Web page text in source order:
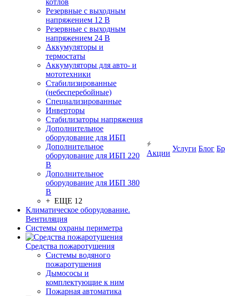
котлов
Резервные с выходным
напряжением 12 В
Резервные с выходным
напряжением 24 В
Аккумуляторы и
термостаты
Аккумуляторы для авто- и
мототехники
Стабилизированные
(небесперебойные)
Специализированные
Инверторы
Стабилизаторы напряжения
Дополнительное
оборудование для ИБП
Дополнительное
оборудование для ИБП 220
В
Дополнительное
оборудование для ИБП 380
В
+ ЕЩЕ 12
Климатическое оборудование.
Вентиляция
Системы охраны периметра
Средства пожаротушения
Системы водяного
пожаротушения
Дымососы и
комплектующие к ним
Пожарная автоматика
Акции
Услуги Блог